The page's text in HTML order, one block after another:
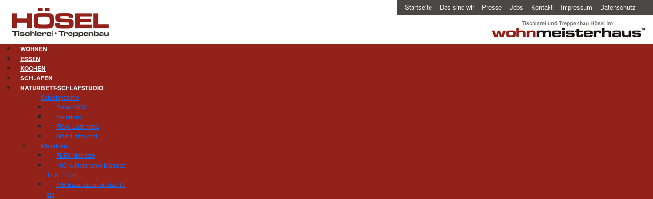
Startseite Das sind wir Presse Jobs Kontakt Impressum Datenschutz
WOHNEN
ESSEN
KOCHEN
SCHLAFEN
NATURBETT-SCHLAFSTUDIO
Schlafsysteme
Relax 2000
Naturform
Flexo Lattenrost
Mars Lattenrost
Matratzen
FLEX Matratze
100 % Naturlatex-Matratze
14 & 17 cm
AIR Naturlatexmatratze 17
cm